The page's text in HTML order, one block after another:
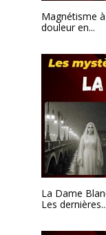
Magnétisme
douleur en...
La Dame
Les dernières...